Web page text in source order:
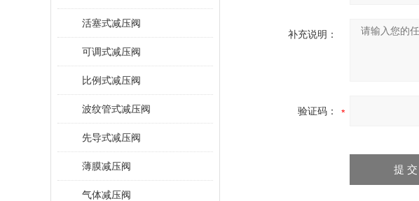
活塞式减压阀
可调式减压阀
比例式减压阀
波纹管式减压阀
先导式减压阀
薄膜减压阀
气体减压阀
补充说明：
验证码：